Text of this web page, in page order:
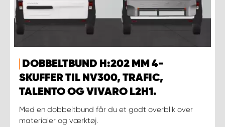
DOBBELTBUND H:202 MM 4-
SKUFFER TIL NV300, TRAFIC,
TALENTO OG VIVARO L2H1.
Med en dobbeltbund får du et godt overblik over
materialer og værktøj.